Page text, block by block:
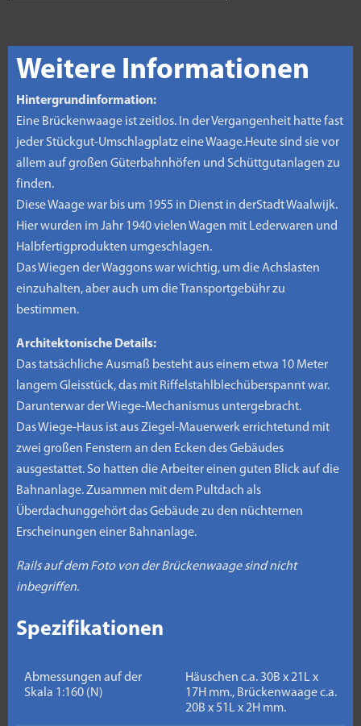
Weitere Informationen
Hintergrundinformation:
Eine Brückenwaage ist zeitlos. In der Vergangenheit hatte fast
jeder Stückgut-Umschlagplatz eine Waage.Heute sind sie vor
allem auf großen Güterbahnhöfen und Schüttgutanlagen zu
finden.
Diese Waage war bis um 1955 in Dienst in derStadt Waalwijk.
Hier wurden im Jahr 1940 vielen Wagen mit Lederwaren und
Halbfertigprodukten umgeschlagen.
Das Wiegen der Waggons war wichtig, um die Achslasten
einzuhalten, aber auch um die Transportgebühr zu
bestimmen.
Architektonische Details:
Das tatsächliche Ausmaß besteht aus einem etwa 10 Meter
langem Gleisstück, das mit Riffelstahlblechüberspannt war.
Darunterwar der Wiege-Mechanismus untergebracht.
Das Wiege-Haus ist aus Ziegel-Mauerwerk errichtetund mit
zwei großen Fenstern an den Ecken des Gebäudes
ausgestattet. So hatten die Arbeiter einen guten Blick auf die
Bahnanlage. Zusammen mit dem Pultdach als
Überdachunggehört das Gebäude zu den nüchternen
Erscheinungen einer Bahnanlage.
Rails auf dem Foto von der Brückenwaage sind nicht
inbegriffen.
Spezifikationen
Abmessungen auf der
Skala 1:160 (N)
Häuschen c.a. 30B x 21L x
17H mm., Brückenwaage c.a.
20B x 51L x 2H mm.